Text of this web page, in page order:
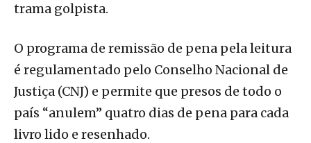
trama golpista.
O programa de remissão de pena pela leitura
é regulamentado pelo Conselho Nacional de
Justiça (CNJ) e permite que presos de todo o
país “anulem” quatro dias de pena para cada
livro lido e resenhado.